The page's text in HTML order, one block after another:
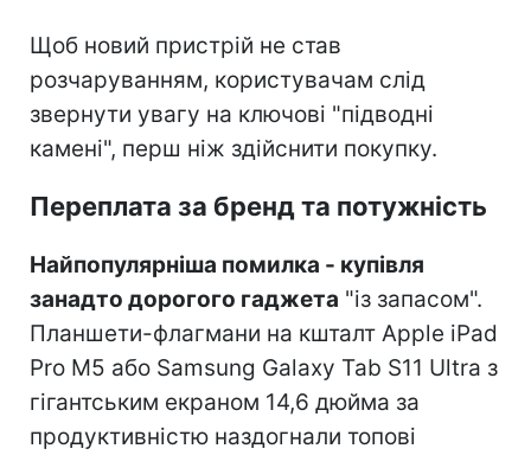
Щоб новий пристрій не став
розчаруванням, користувачам слід
звернути увагу на ключові "підводні
камені", перш ніж здійснити покупку.
Переплата за бренд та потужність
Найпопулярніша помилка - купівля
занадто дорогого гаджета "із запасом".
Планшети-флагмани на кшталт Apple iPad
Pro M5 або Samsung Galaxy Tab S11 Ultra з
гігантським екраном 14,6 дюйма за
продуктивністю наздогнали топові